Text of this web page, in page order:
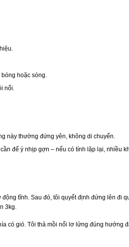
hoặc sóng.
nổi.
này thường đứng yên, không di chuyển.
để ý nhịp gợn – nếu có tính lặp lại, nhiều
tĩnh. Sau đó, tôi quyết định đứng lên đi
3kg.
có gió. Tôi thả mồi nổi lơ lửng đúng hướng